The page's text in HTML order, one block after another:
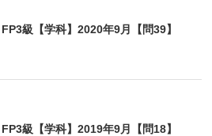
FP3級【学科】2020年9月【問39】
FP3級【学科】2019年9月【問18】